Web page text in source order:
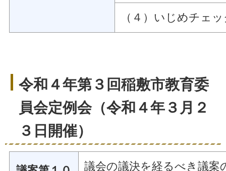
（４）いじめチェ
令和４年第３回稲敷市教育委
員会定例会（令和４年３月２
３日開催）
議会の議決を経るべき議案